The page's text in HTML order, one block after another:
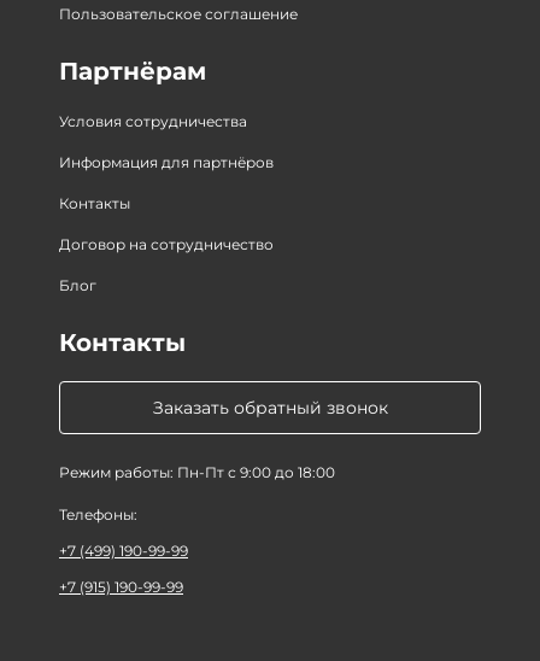
Пользовательское соглашение
Партнёрам
Условия сотрудничества
Информация для партнёров
Контакты
Договор на сотрудничество
Блог
Заказать обратный звонок
Режим работы: Пн-Пт с 9:00 до 18:00
Контакты
Телефоны:
+7 (499) 190-99-99
+7 (915) 190-99-99